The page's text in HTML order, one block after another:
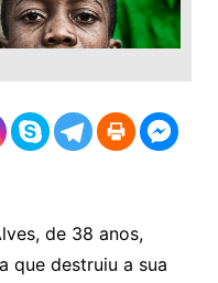
de 38 anos,
que destruiu a sua